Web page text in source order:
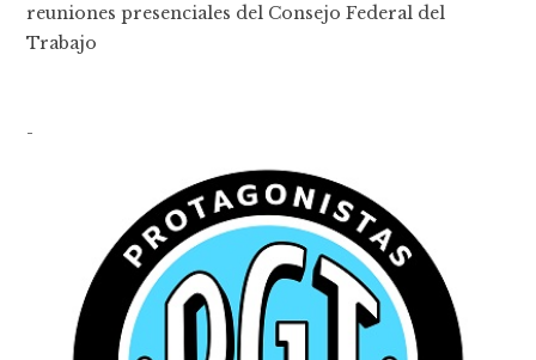
reuniones presenciales del Consejo Federal del
Trabajo
-